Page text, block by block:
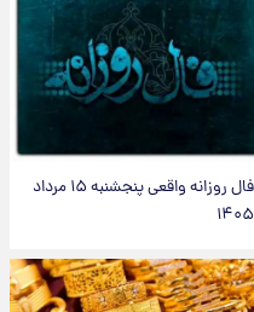
فال روزانه واقعی پنجشنبه ۱۵ مرداد
۱۴۰۵